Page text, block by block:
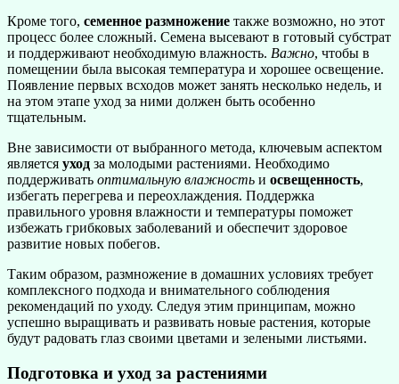
Кроме того, семенное размножение также возможно, но этот
процесс более сложный. Семена высевают в готовый субстрат
и поддерживают необходимую влажность. Важно, чтобы в
помещении была высокая температура и хорошее освещение.
Появление первых всходов может занять несколько недель, и
на этом этапе уход за ними должен быть особенно
тщательным.
Вне зависимости от выбранного метода, ключевым аспектом
является уход за молодыми растениями. Необходимо
поддерживать оптимальную влажность и освещенность,
избегать перегрева и переохлаждения. Поддержка
правильного уровня влажности и температуры поможет
избежать грибковых заболеваний и обеспечит здоровое
развитие новых побегов.
Таким образом, размножение в домашних условиях требует
комплексного подхода и внимательного соблюдения
рекомендаций по уходу. Следуя этим принципам, можно
успешно выращивать и развивать новые растения, которые
будут радовать глаз своими цветами и зелеными листьями.
Подготовка и уход за растениями